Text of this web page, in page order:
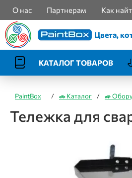
О нас Партнерам Как
Цвета,
КАТАЛОГ ТОВАРОВ
PaintBox / 🚗 Каталог / 🚙
Тележка для